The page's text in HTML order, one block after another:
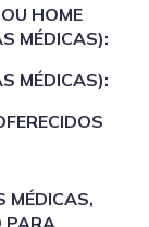
HOME
MÉDICAS):
MÉDICAS):
MÉDICAS,